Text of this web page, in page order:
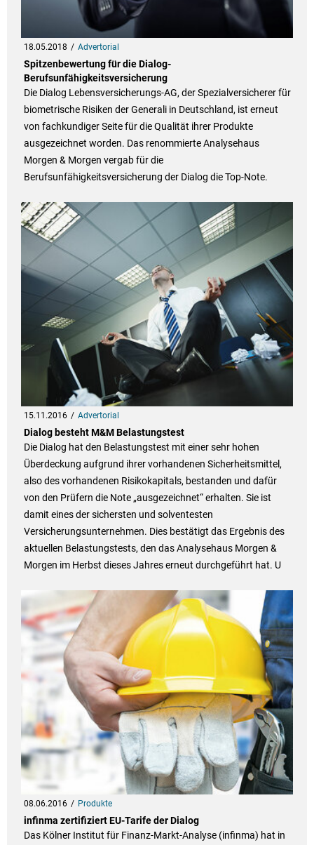
18.05.2018 Advertorial
Spitzenbewertung für die Dialog-
Berufsunfähigkeitsversicherung
Die Dialog Lebensversicherungs-AG, der Spezialversicherer für
biometrische Risiken der Generali in Deutschland, ist erneut
von fachkundiger Seite für die Qualität ihrer Produkte
ausgezeichnet worden. Das renommierte Analysehaus
Morgen & Morgen vergab für die
Berufsunfähigkeitsversicherung der Dialog die Top-Note.
15.11.2016 Advertorial
Dialog besteht M&M Belastungstest
Die Dialog hat den Belastungstest mit einer sehr hohen
Überdeckung aufgrund ihrer vorhandenen Sicherheitsmittel,
also des vorhandenen Risikokapitals, bestanden und dafür
von den Prüfern die Note „ausgezeichnet“ erhalten. Sie ist
damit eines der sichersten und solventesten
Versicherungsunternehmen. Dies bestätigt das Ergebnis des
aktuellen Belastungstests, den das Analysehaus Morgen &
Morgen im Herbst dieses Jahres erneut durchgeführt hat. U
08.06.2016 Produkte
infinma zertifiziert EU-Tarife der Dialog
Das Kölner Institut für Finanz-Markt-Analyse (infinma) hat in